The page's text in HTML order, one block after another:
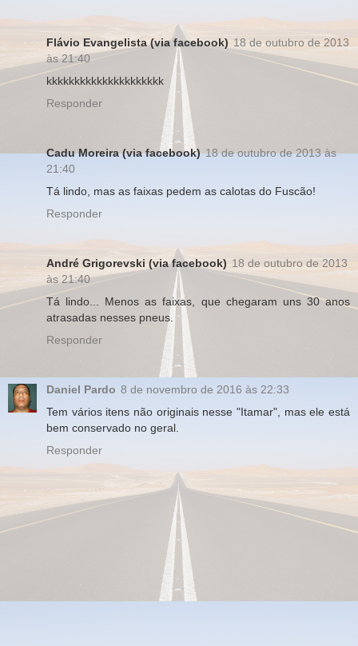
Flávio Evangelista (via facebook) 18 de outubro de 2013
às 21:40
kkkkkkkkkkkkkkkkkkkkk
Responder
Cadu Moreira (via facebook) 18 de outubro de 2013 às
21:40
Tá lindo, mas as faixas pedem as calotas do Fuscão!
Responder
André Grigorevski (via facebook) 18 de outubro de 2013
às 21:40
Tá lindo... Menos as faixas, que chegaram uns 30 anos
atrasadas nesses pneus.
Responder
Daniel Pardo 8 de novembro de 2016 às 22:33
Tem vários itens não originais nesse "Itamar", mas ele está
bem conservado no geral.
Responder